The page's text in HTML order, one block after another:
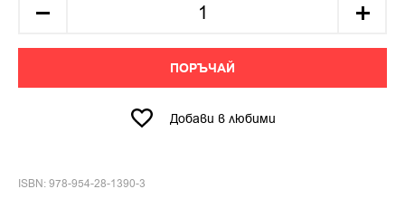
ISBN: 978-954-28-1390-3
ПОРЪЧАЙ
Добави в любими